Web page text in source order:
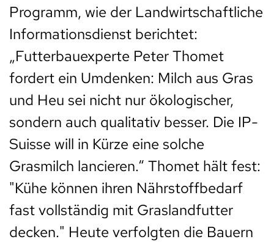
Programm, wie der Landwirtschaftliche
Informationsdienst berichtet:
„Futterbauexperte Peter Thomet
fordert ein Umdenken: Milch aus Gras
und Heu sei nicht nur ökologischer,
sondern auch qualitativ besser. Die IP-
Suisse will in Kürze eine solche
Grasmilch lancieren.“ Thomet hält fest:
"Kühe können ihren Nährstoffbedarf
fast vollständig mit Graslandfutter
decken." Heute verfolgten die Bauern